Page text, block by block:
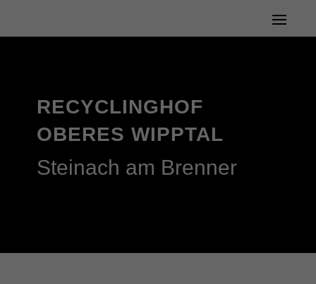
RECYCLINGHOF
OBERES WIPPTAL
Steinach am Brenner